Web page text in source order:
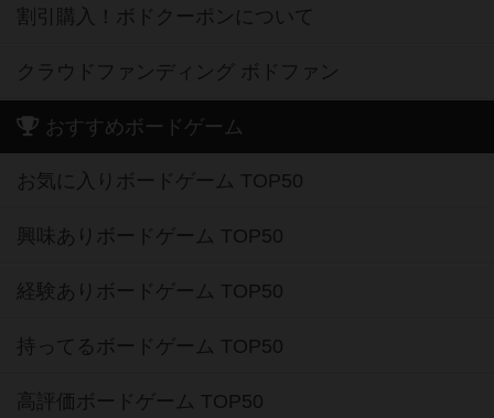
割引購入！ボドクーポンについて
クラウドファンディング ボドファン
おすすめボードゲーム
お気に入りボードゲーム TOP50
興味ありボードゲーム TOP50
経験ありボードゲーム TOP50
持ってるボードゲーム TOP50
高評価ボードゲーム TOP50